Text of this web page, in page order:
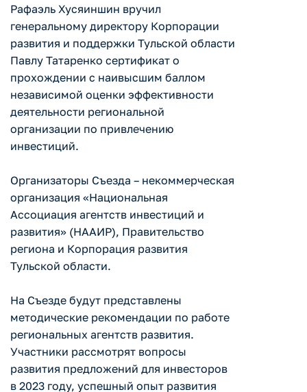
Рафаэль Хусяиншин вручил
генеральному директору Корпорации
развития и поддержки Тульской области
Павлу Татаренко сертификат о
прохождении с наивысшим баллом
независимой оценки эффективности
деятельности региональной
организации по привлечению
инвестиций.
Организаторы Съезда – некоммерческая
организация «Национальная
Ассоциация агентств инвестиций и
развития» (НААИР), Правительство
региона и Корпорация развития
Тульской области.
На Съезде будут представлены
методические рекомендации по работе
региональных агентств развития.
Участники рассмотрят вопросы
развития предложений для инвесторов
в 2023 году, успешный опыт развития